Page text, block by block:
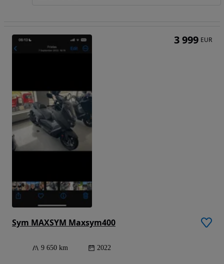
Sym MAXSYM Maxsym400
9 650 km 2022
3 999 EUR